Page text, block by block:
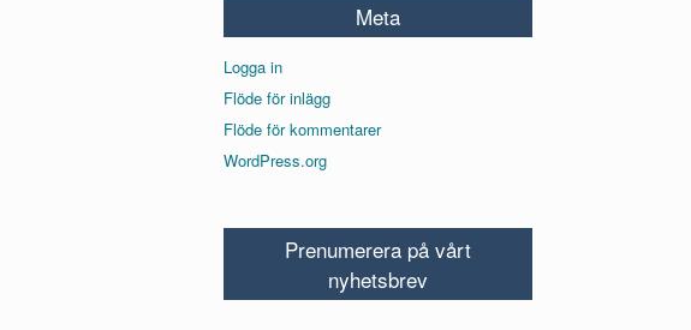
Meta
Logga in
Flöde för inlägg
Flöde för kommentarer
WordPress.org
Prenumerera på vårt
nyhetsbrev